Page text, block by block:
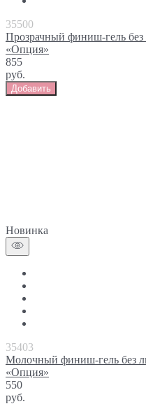
35500
Прозрачный финиш-гель
«Опция»
855
руб.
Добавить
Новинка
35403
Молочный финиш-гель без
«Опция»
550
руб.